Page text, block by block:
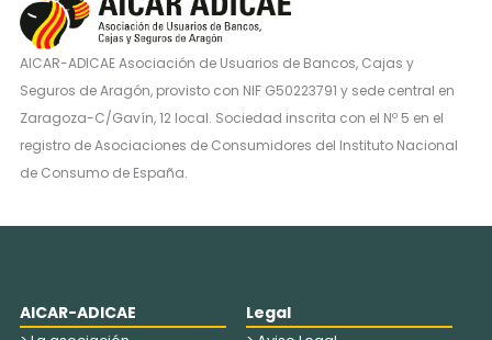
AICAR-ADICAE Asociación de Usuarios de Bancos, Cajas y
Seguros de Aragón, provisto con NIF G50223791 y sede central en
Zaragoza-C/Gavín, 12 local. Sociedad inscrita con el Nº 5 en el
registro de Asociaciones de Consumidores del Instituto Nacional
de Consumo de España.
AICAR-ADICAE Legal